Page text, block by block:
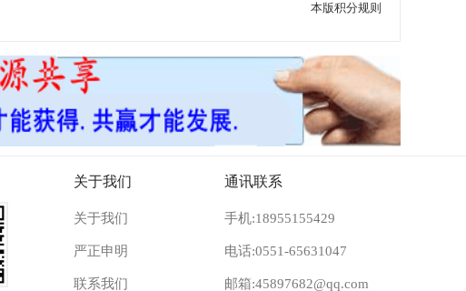
本版积分规则
关于我们
关于我们
严正申明
联系我们
通讯联系
手机:18955155429
电话:0551-65631047
邮箱:45897682@qq.com